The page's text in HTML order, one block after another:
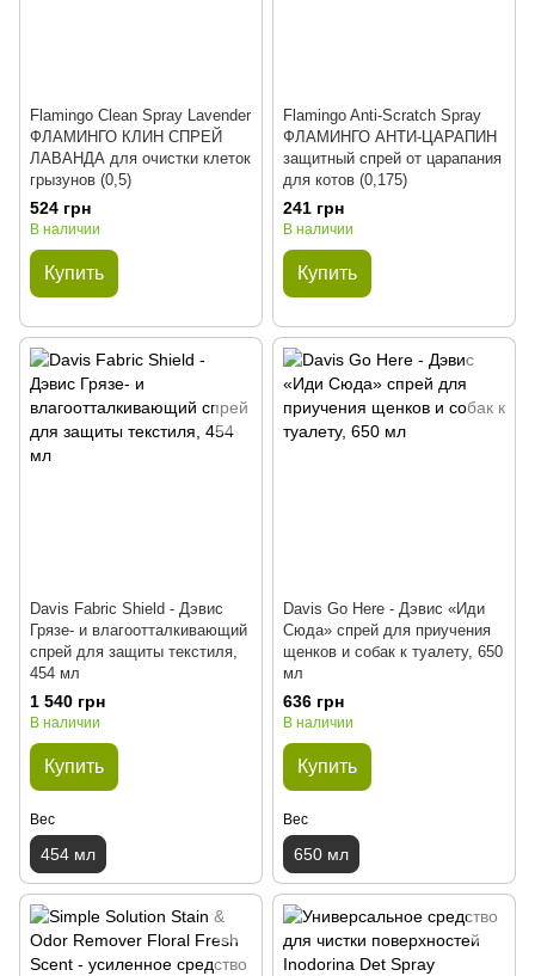
Flamingo Clean Spray Lavender
ФЛАМИНГО КЛИН СПРЕЙ
ЛАВАНДА для очистки клеток
грызунов (0,5)
524 грн
В наличии
Купить
Flamingo Anti-Scratch Spray
ФЛАМИНГО АНТИ-ЦАРАПИН
защитный спрей от царапания
для котов (0,175)
241 грн
В наличии
Купить
Davis Fabric Shield - Дэвис
Грязе- и влагоотталкивающий
спрей для защиты текстиля,
454 мл
1 540 грн
В наличии
Купить
Вес
454 мл
Davis Go Here - Дэвис «Иди
Сюда» спрей для приучения
щенков и собак к туалету, 650
мл
636 грн
В наличии
Купить
Вес
650 мл